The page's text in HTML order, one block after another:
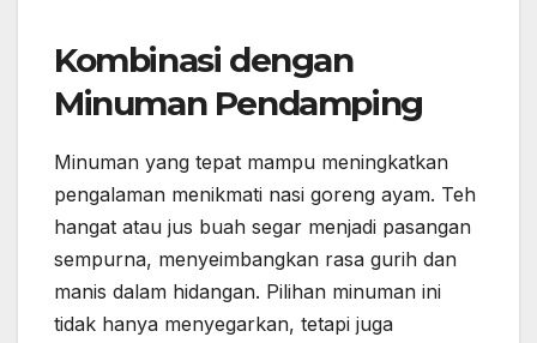
Kombinasi dengan
Minuman Pendamping
Minuman yang tepat mampu meningkatkan
pengalaman menikmati nasi goreng ayam. Teh
hangat atau jus buah segar menjadi pasangan
sempurna, menyeimbangkan rasa gurih dan
manis dalam hidangan. Pilihan minuman ini
tidak hanya menyegarkan, tetapi juga